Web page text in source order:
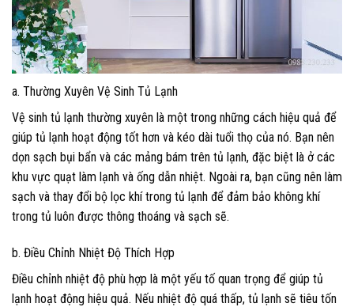
a. Thường Xuyên Vệ Sinh Tủ Lạnh
Vệ sinh tủ lạnh thường xuyên là một trong những cách hiệu quả để
giúp tủ lạnh hoạt động tốt hơn và kéo dài tuổi thọ của nó. Bạn nên
dọn sạch bụi bẩn và các mảng bám trên tủ lạnh, đặc biệt là ở các
khu vực quạt làm lạnh và ống dẫn nhiệt. Ngoài ra, bạn cũng nên làm
sạch và thay đổi bộ lọc khí trong tủ lạnh để đảm bảo không khí
trong tủ luôn được thông thoáng và sạch sẽ.
b. Điều Chỉnh Nhiệt Độ Thích Hợp
Điều chỉnh nhiệt độ phù hợp là một yếu tố quan trọng để giúp tủ
lạnh hoạt động hiệu quả. Nếu nhiệt độ quá thấp, tủ lạnh sẽ tiêu tốn